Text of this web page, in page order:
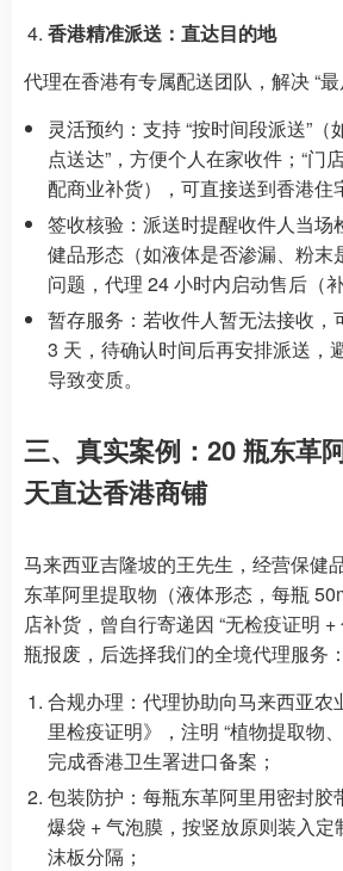
香港精准派送：直达目的地
代理在香港有专属配送团队，解决 “最
灵活预约：支持 “按时间段派送”（
点送达”，方便个人在家收件；“门
配商业补货），可直接送到香港住
签收核验：派送时提醒收件人当场
健品形态（如液体是否渗漏、粉末
问题，代理 24 小时内启动售后（
暂存服务：若收件人暂无法接收，
3 天，待确认时间后再安排派送，
导致变质。
三、真实案例：20 瓶东革
天直达香港商铺
马来西亚吉隆坡的王先生，经营保健
东革阿里提取物（液体形态，每瓶
店补货，曾自行寄递因 “无检疫证明 +
瓶报废，后选择我们的全境代理服务：
合规办理：代理协助向马来西亚农
里检疫证明》，注明 “植物提取物
完成香港卫生署进口备案；
包装防护：每瓶东革阿里用密封胶
爆袋 + 气泡膜，按竖放原则装入
沫板分隔；